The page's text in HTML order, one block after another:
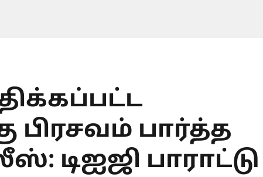
பிரசவம் பார்த்த
டிஐஜி பாராட்டு